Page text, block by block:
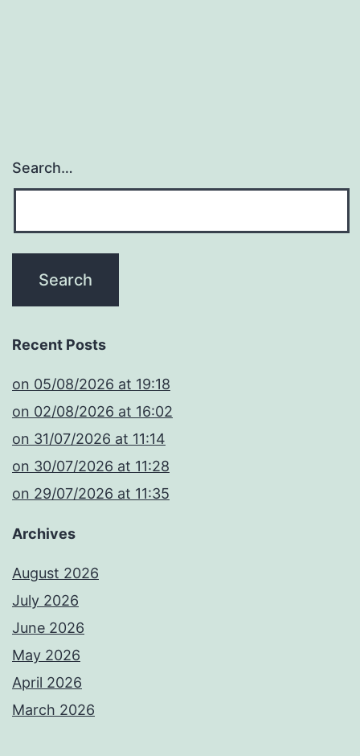
Search…
Recent Posts
​on 05/08/2026 at 19:18
​on 02/08/2026 at 16:02
​on 31/07/2026 at 11:14
​on 30/07/2026 at 11:28
​on 29/07/2026 at 11:35
Archives
August 2026
July 2026
June 2026
May 2026
April 2026
March 2026